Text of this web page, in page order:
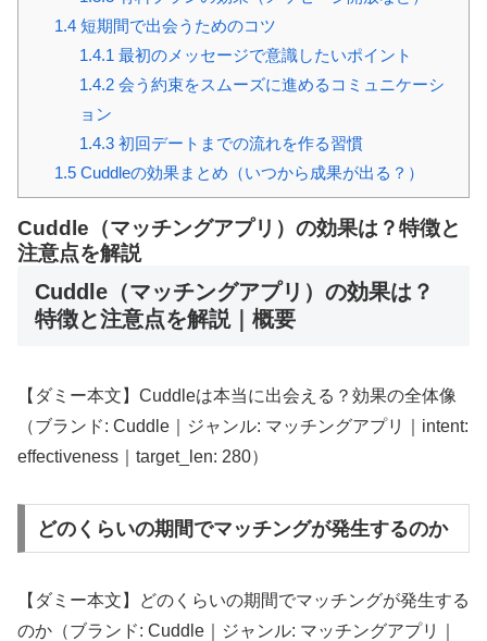
1.4短期間で出会うためのコツ
1.4.1 最初のメッセージで意識したいポイント
1.4.2会う約束をスムーズに進めるコミュニケーシ
ョン
1.4.3初回デートまでの流れを作る習慣
1.5Cuddleの効果まとめ（いつから成果が出る？）
Cuddle（マッチングアプリ）の効果は？特徴と
注意点を解説
Cuddle（マッチングアプリ）の効果は？
特徴と注意点を解説｜概要
【ダミー本文】Cuddleは本当に出会える？効果の全体像
（ブランド: Cuddle｜ジャンル: マッチングアプリ｜intent:
effectiveness｜target_len: 280）
どのくらいの期間でマッチングが発生するのか
【ダミー本文】どのくらいの期間でマッチングが発生する
のか（ブランド: Cuddle｜ジャンル: マッチングアプリ｜